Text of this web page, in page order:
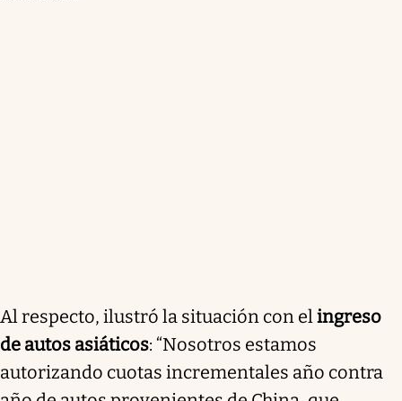
Al respecto, ilustró la situación con elingreso
de autos asiáticos: “Nosotros estamos
autorizando cuotas incrementales año contra